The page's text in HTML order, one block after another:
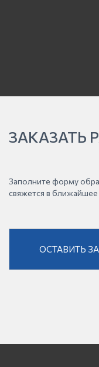
ЗАКАЗАТЬ
Заполните форму
свяжется в ближайшее
ОСТАВИТЬ